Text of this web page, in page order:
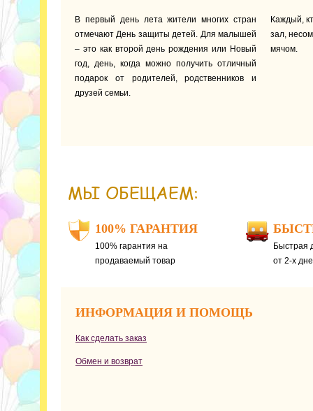
В первый день лета жители многих стран
отмечают День защиты детей. Для малышей
– это как второй день рождения или Новый
год, день, когда можно получить отличный
подарок от родителей, родственников и
друзей семьи.
Каждый,
зал,
мячом.
МЫ ОБЕЩАЕМ:
100% ГАРАНТИЯ
100% гарантия на
продаваемый товар
Быстрая
от 2-х
ИНФОРМАЦИЯ И ПОМОЩЬ
Как сделать заказ
Обмен и возврат